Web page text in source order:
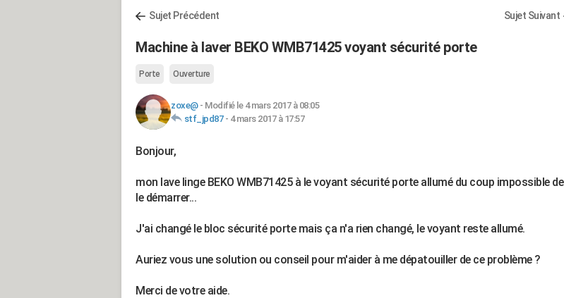
Sujet Précédent Sujet Suivant
Machine à laver BEKO WMB71425 voyant sécurité porte
Porte Ouverture
zoxe@- Modifié le 4 mars 2017 à 08:05
stf_jpd87- 4 mars 2017 à 17:57
Bonjour,
mon lave linge BEKO WMB71425 à le voyant sécurité porte allumé du coup impossible de
le démarrer...
J'ai changé le bloc sécurité porte mais ça n'a rien changé, le voyant reste allumé.
Auriez vous une solution ou conseil pour m'aider à me dépatouiller de ce problème ?
Merci de votre aide.